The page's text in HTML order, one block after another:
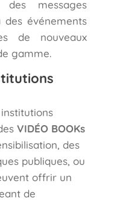
messages
des événements
de nouveaux
gamme.
VIDÉO BOOKs
des
publiques, ou
offrir un
de